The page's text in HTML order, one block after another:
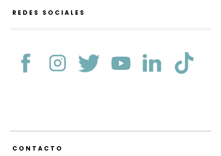
REDES SOCIALES
CONTACTO